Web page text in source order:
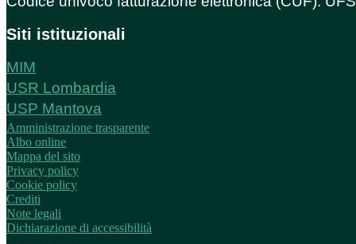
Siti istituzionali
MIM
USR Lombardia
USP Mantova
Amministrazione trasparente
Albo online
Mappa del sito
Privacy policy
Cookie policy
Crediti
Note legali
Dichiarazione di accessibilità